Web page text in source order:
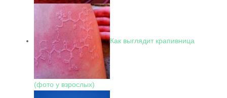
Как выглядит крапивница
(фото у взрослых)